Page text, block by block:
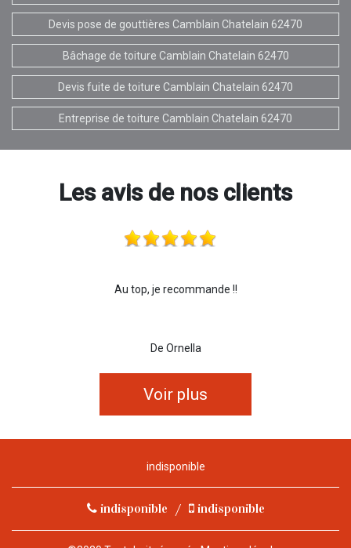
Devis pose de gouttières Camblain Chatelain 62470
Bâchage de toiture Camblain Chatelain 62470
Devis fuite de toiture Camblain Chatelain 62470
Entreprise de toiture Camblain Chatelain 62470
Les avis de nos clients
Au top, je recommande !!
De Ornella
Voir plus
indisponible
indisponible / indisponible